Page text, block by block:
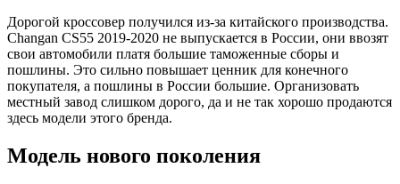
Дорогой кроссовер получился из-за китайского производства.
Changan CS55 2019-2020 не выпускается в России, они ввозят
свои автомобили платя большие таможенные сборы и
пошлины. Это сильно повышает ценник для конечного
покупателя, а пошлины в России большие. Организовать
местный завод слишком дорого, да и не так хорошо продаются
здесь модели этого бренда.
Модель нового поколения